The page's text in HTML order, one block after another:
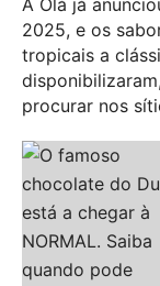
2025, e os
tropicais a
procurar nos